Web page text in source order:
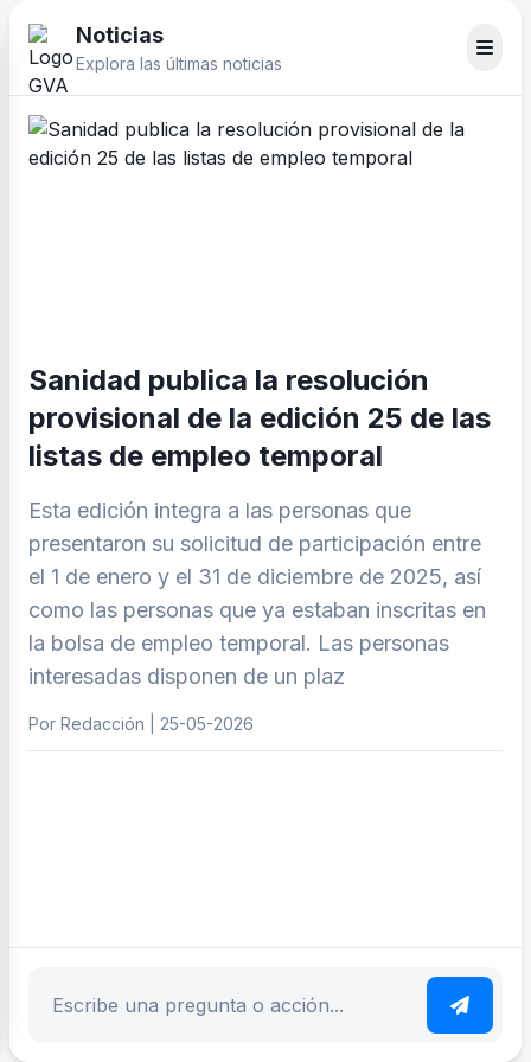
Noticias
Explora las últimas noticias
Sanidad publica la resolución
provisional de la edición 25 de las
listas de empleo temporal
Esta edición integra a las personas que
presentaron su solicitud de participación entre
el 1 de enero y el 31 de diciembre de 2025, así
como las personas que ya estaban inscritas en
la bolsa de empleo temporal. Las personas
interesadas disponen de un plaz
Por Redacción | 25-05-2026
Escribe tu pregunta